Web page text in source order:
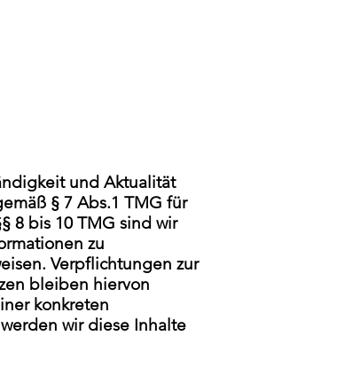
und Aktualität
§ 7 Abs.1 TMG für
8 bis 10 TMG sind wir
zu
Verpflichtungen zur
bleiben hiervon
konkreten
wir diese Inhalte